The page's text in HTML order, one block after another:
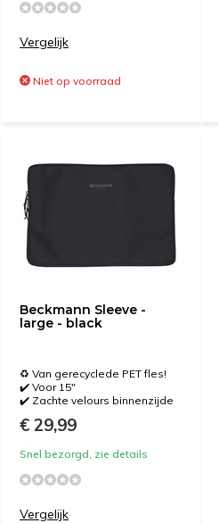
Vergelijk
Niet op voorraad
Beckmann Sleeve -
large - black
♻️ Van gerecyclede PET fles!
✔️ Voor 15"
✔️ Zachte velours binnenzijde
€ 29,99
Snel bezorgd, zie details
Vergelijk